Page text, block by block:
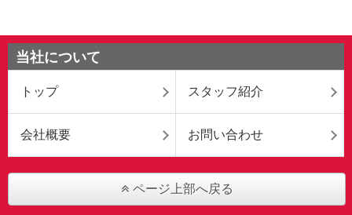
当社について
トップ スタッフ紹介
会社概要 お問い合わせ
ページ上部へ戻る